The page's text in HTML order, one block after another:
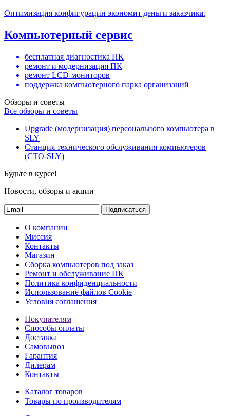
Оптимизация конфигурации экономит деньги заказчика.
Компьютерный сервис
бесплатная диагностика ПК
ремонт и модернизация ПК
ремонт LCD-мониторов
поддержка компьютерного парка организаций
Обзоры и советы
Все обзоры и советы
Upgrade (модернизация) персонального компьютера в
SLY
Станция технического обслуживания компьютеров
(СТО-SLY)
Будьте в курсе!
Новости, обзоры и акции
Подписаться
О компании
Миссия
Контакты
Магазин
Сборка компьютеров под заказ
Ремонт и обслуживание ПК
Политика конфиденциальности
Использование файлов Cookie
Условия соглашения
Покупателям
Способы оплаты
Доставка
Самовывоз
Гарантия
Дилерам
Контакты
Каталог товаров
Товары по производителям